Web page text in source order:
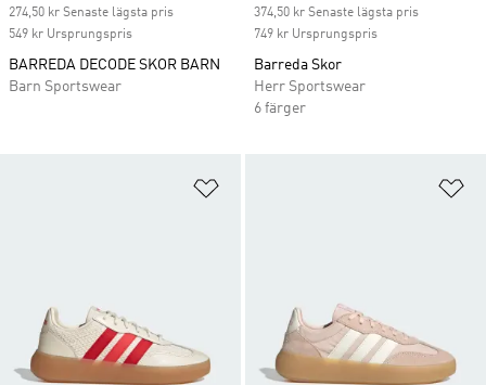
274,50 kr Senaste lägsta pris
549 kr Ursprungspris
BARREDA DECODE SKOR BARN
Barn Sportswear
374,50 kr Senaste lägsta pris
749 kr Ursprungspris
Barreda Skor
Herr Sportswear
6 färger